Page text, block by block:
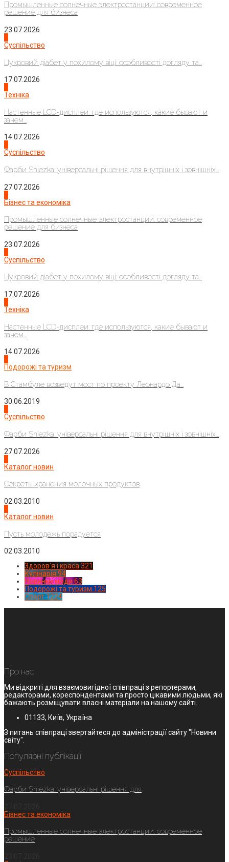
Промышленные солнечные электростанции: современное
решение для бизнеса
23.07.2026
Суспільство
Цукровий діабет у похилому віці: особливості догляду та...
17.07.2026
Техніка
Настенные LCD-дисплеи: где используются, какие бывают и
зачем...
14.07.2026
Суспільство
Фарби Sniezka: універсальні рішення для внутрішніх і зовнішніх...
27.07.2026
Бізнес та економіка
Промышленные солнечные электростанции: современное
решение для бизнеса
23.07.2026
Суспільство
Цукровий діабет у похилому віці: особливості догляду та...
17.07.2026
Техніка
Настенные LCD-дисплеи: где используются, какие бывают и
зачем...
14.07.2026
Подорожі та туризм
В Стамбуле возведут мост по проекту Леонардо Да...
30.06.2019
Суспільство
Фарби Sniezka: універсальні рішення для внутрішніх і зовнішніх...
27.07.2026
Каталог новин
Секреты хранения молочных продуктов
02.03.2010
Каталог новин
Пусть молодежь порадуется
02.03.2010
Здоров'я і краса 321
Кулінарія 94
Новинки моди 63
Подорожі та туризм 125
Спорт1224
Про нас
Ми відкриті для взаємовигідної співпраці з репортерами,
редакторами, кореспондентами та просто цікавими людьми, які
бажають розміщувати власні матеріали на нашому сайті.
01133, Київ, Україна
З питань співпраці звертайтеся до адміністрації сайту "Новини
світу".
Популярні публікації
Суспільство
Фарби Sniezka: універсальні рішення для
Бізнес та економіка
Промышленные солнечные электростанции: современное
решение